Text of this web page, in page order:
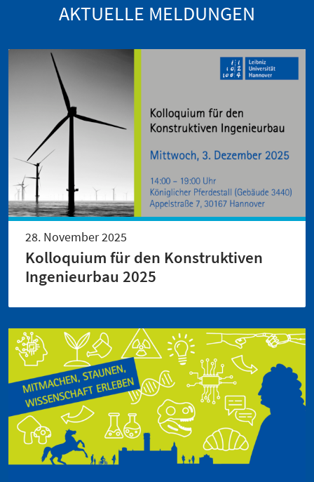
AKTUELLE MELDUNGEN
28. November 2025
Kolloquium für den Konstruktiven
Ingenieurbau 2025